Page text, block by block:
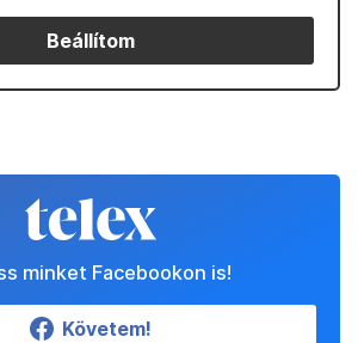
Beállítom
minket Facebookon is!
Követem!